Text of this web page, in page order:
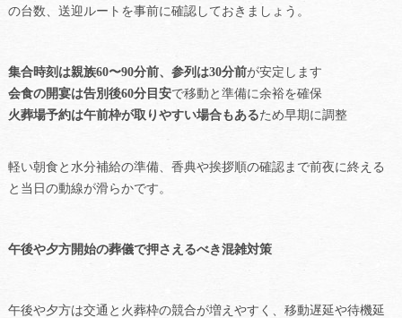
の台数、送迎ルートを事前に確認しておきましょう。
集合時刻は親族60〜90分前、参列は30分前が安定します
会食の開宴は告別後60分目安で移動と準備に余裕を確保
火葬場予約は午前枠が取りやすい場合もあるため早期に調整
軽い朝食と水分補給の準備、香典や挨拶順の確認まで前夜に終える
と当日の動線が滑らかです。
午後や夕方開始の葬儀で押さえるべき混雑対策
午後や夕方は交通と火葬枠の競合が増えやすく、移動遅延や待機延